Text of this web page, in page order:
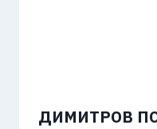
ДИМИТРОВ